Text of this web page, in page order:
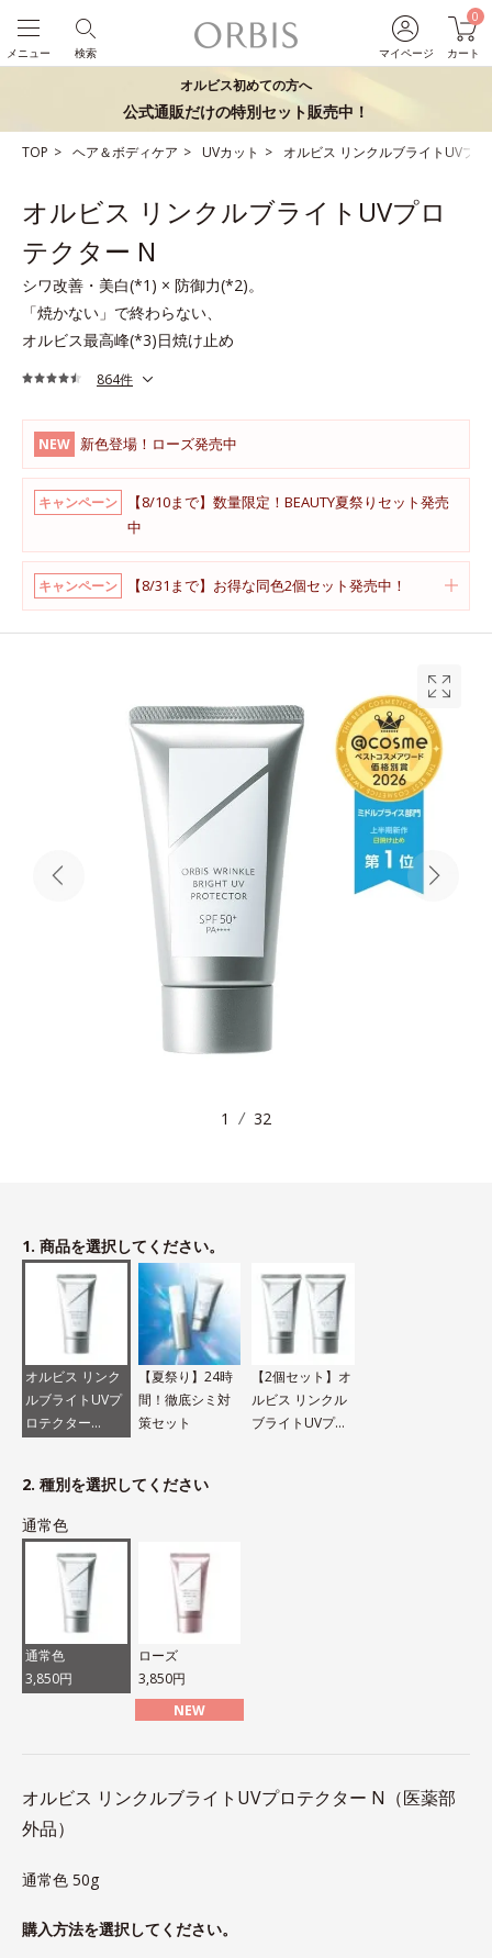
マイページ
0
カート
検索
メニュー
オルビス初めての方へ
公式通販だけの特別セット販売中！
TOP ヘア＆ボディケア UVカット オルビス リンクルブライトUVプ
オルビス リンクルブライトUVプロ
テクター N
シワ改善・美白(*1) × 防御力(*2)。
「焼かない」で終わらない、
オルビス最高峰(*3)日焼け止め
864件
NEW 新色登場！ローズ発売中
キャンペーン
【8/10まで】数量限定！BEAUTY夏祭りセット発売
中
キャンペーン 【8/31まで】お得な同色2個セット発売中！
1 32
1. 商品を選択してください。
オルビス リンク
ルブライトUVプ
ロテクター
【夏祭り】24時
間！徹底シミ対
策セット
【2個セット】オ
ルビス リンクル
ブライトUVプロ
2. 種別を選択してください
通常色
通常色
3,850円
ローズ
3,850円
NEW
オルビス リンクルブライトUVプロテクター N（医薬部
外品）
通常色 50g
購入方法を選択してください。